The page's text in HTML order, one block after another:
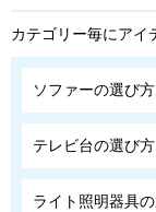
カテゴリー毎にアイ
ソファーの選び
テレビ台の選び
ライト照明器具